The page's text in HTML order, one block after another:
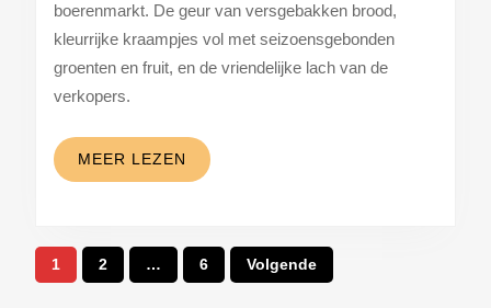
de
boerenmarkt
altijd
moeite
waard
boerenmarkt. De geur van versgebakken brood,
kleurrijke kraampjes vol met seizoensgebonden
groenten en fruit, en de vriendelijke lach van de
verkopers.
MEER LEZEN MEER
LEZEN
Berichten
paginering
1 2 … 6 Volgende